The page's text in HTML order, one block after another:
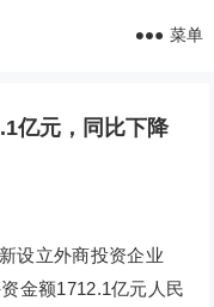
菜单
亿元，同比下降
设立外商投资企业
金额1712.1亿元人民